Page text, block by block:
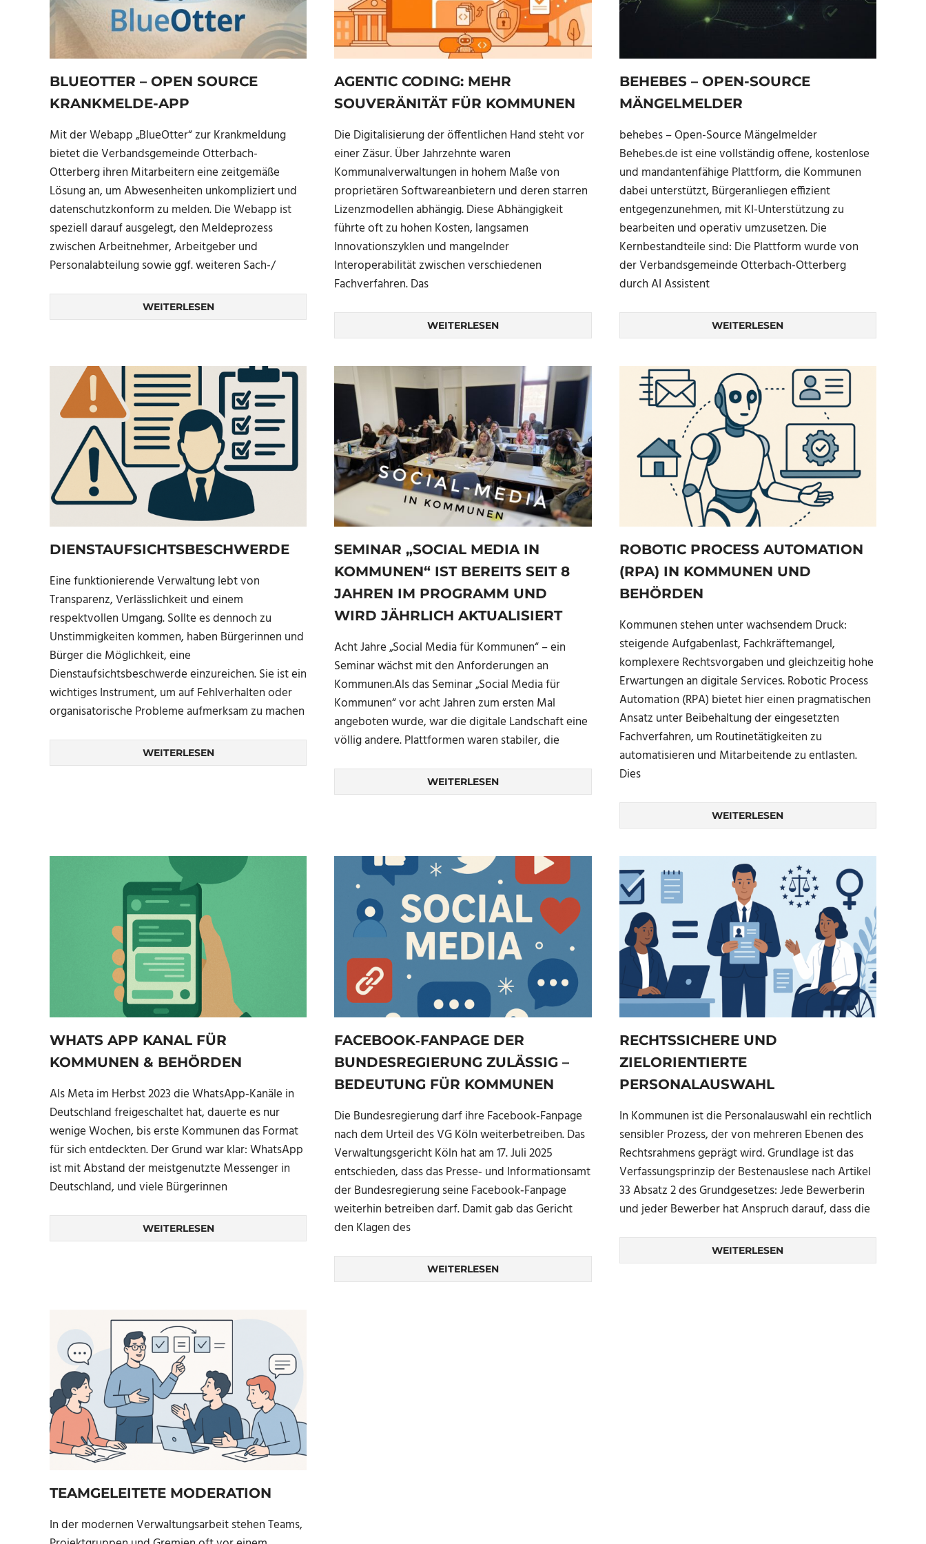
BLUEOTTER – OPEN SOURCE
KRANKMELDE-APP
Mit der Webapp „BlueOtter“ zur Krankmeldung
bietet die Verbandsgemeinde Otterbach-
Otterberg ihren Mitarbeitern eine zeitgemäße
Lösung an, um Abwesenheiten unkompliziert und
datenschutzkonform zu melden. Die Webapp ist
speziell darauf ausgelegt, den Meldeprozess
zwischen Arbeitnehmer, Arbeitgeber und
Personalabteilung sowie ggf. weiteren Sach-/
WEITERLESEN
AGENTIC CODING: MEHR
SOUVERÄNITÄT FÜR KOMMUNEN
Die Digitalisierung der öffentlichen Hand steht vor
einer Zäsur. Über Jahrzehnte waren
Kommunalverwaltungen in hohem Maße von
proprietären Softwareanbietern und deren starren
Lizenzmodellen abhängig. Diese Abhängigkeit
führte oft zu hohen Kosten, langsamen
Innovationszyklen und mangelnder
Interoperabilität zwischen verschiedenen
Fachverfahren. Das
WEITERLESEN
BEHEBES – OPEN-SOURCE
MÄNGELMELDER
behebes – Open-Source Mängelmelder
Behebes.de ist eine vollständig offene, kostenlose
und mandantenfähige Plattform, die Kommunen
dabei unterstützt, Bürgeranliegen effizient
entgegenzunehmen, mit KI-Unterstützung zu
bearbeiten und operativ umzusetzen. Die
Kernbestandteile sind: Die Plattform wurde von
der Verbandsgemeinde Otterbach-Otterberg
durch AI Assistent
WEITERLESEN
DIENSTAUFSICHTSBESCHWERDE
Eine funktionierende Verwaltung lebt von
Transparenz, Verlässlichkeit und einem
respektvollen Umgang. Sollte es dennoch zu
Unstimmigkeiten kommen, haben Bürgerinnen und
Bürger die Möglichkeit, eine
Dienstaufsichtsbeschwerde einzureichen. Sie ist ein
wichtiges Instrument, um auf Fehlverhalten oder
organisatorische Probleme aufmerksam zu machen
WEITERLESEN
SEMINAR „SOCIAL MEDIA IN
KOMMUNEN“ IST BEREITS SEIT 8
JAHREN IM PROGRAMM UND
WIRD JÄHRLICH AKTUALISIERT
Acht Jahre „Social Media für Kommunen“ – ein
Seminar wächst mit den Anforderungen an
Kommunen.Als das Seminar „Social Media für
Kommunen“ vor acht Jahren zum ersten Mal
angeboten wurde, war die digitale Landschaft eine
völlig andere. Plattformen waren stabiler, die
WEITERLESEN
ROBOTIC PROCESS AUTOMATION
(RPA) IN KOMMUNEN UND
BEHÖRDEN
Kommunen stehen unter wachsendem Druck:
steigende Aufgabenlast, Fachkräftemangel,
komplexere Rechtsvorgaben und gleichzeitig hohe
Erwartungen an digitale Services. Robotic Process
Automation (RPA) bietet hier einen pragmatischen
Ansatz unter Beibehaltung der eingesetzten
Fachverfahren, um Routinetätigkeiten zu
automatisieren und Mitarbeitende zu entlasten.
Dies
WEITERLESEN
WHATS APP KANAL FÜR
KOMMUNEN & BEHÖRDEN
Als Meta im Herbst 2023 die WhatsApp‑Kanäle in
Deutschland freigeschaltet hat, dauerte es nur
wenige Wochen, bis erste Kommunen das Format
für sich entdeckten. Der Grund war klar: WhatsApp
ist mit Abstand der meistgenutzte Messenger in
Deutschland, und viele Bürgerinnen
WEITERLESEN
FACEBOOK‑FANPAGE DER
BUNDESREGIERUNG ZULÄSSIG –
BEDEUTUNG FÜR KOMMUNEN
Die Bundesregierung darf ihre Facebook‑Fanpage
nach dem Urteil des VG Köln weiterbetreiben. Das
Verwaltungsgericht Köln hat am 17. Juli 2025
entschieden, dass das Presse‑ und Informationsamt
der Bundesregierung seine Facebook‑Fanpage
weiterhin betreiben darf. Damit gab das Gericht
den Klagen des
WEITERLESEN
RECHTSSICHERE UND
ZIELORIENTIERTE
PERSONALAUSWAHL
In Kommunen ist die Personalauswahl ein rechtlich
sensibler Prozess, der von mehreren Ebenen des
Rechtsrahmens geprägt wird. Grundlage ist das
Verfassungsprinzip der Bestenauslese nach Artikel
33 Absatz 2 des Grundgesetzes: Jede Bewerberin
und jeder Bewerber hat Anspruch darauf, dass die
WEITERLESEN
TEAMGELEITETE MODERATION
In der modernen Verwaltungsarbeit stehen Teams,